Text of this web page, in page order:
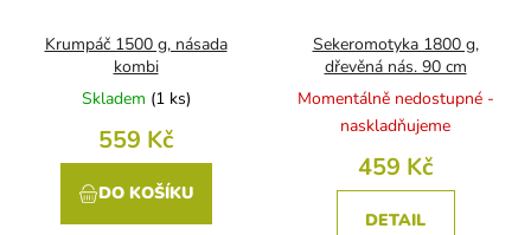
Krumpáč 1500 g, násada
kombi
Skladem (1 ks)
559 Kč
DO KOŠÍKU
Sekeromotyka 1800 g,
dřevěná nás. 90 cm
Momentálně nedostupné -
naskladňujeme
459 Kč
DETAIL